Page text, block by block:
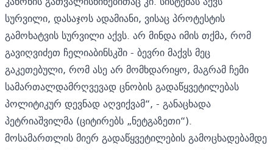
სურვილი, დასაჯოს ადამიანი, ვისაც პროტესტის
გამოხატვის სურვილი აქვს. არ მინდა იმის თქმა, რომ
გავიღვიძეთ ჩელიაბინსკში - ბევრი მაქვს მეც
გაკეთებული, რომ ასე არ მომხდარიყო, მაგრამ ჩემი
სამართალდამრღვევად ცნობის გადაწყვეტილებას
პოლიტიკურ დევნად აღვიქვამ“, - განაცხადა
პეტრიაშვილმა (ციტირებს „ნეტგაზეთი“).
მოსამართლის მიერ გადაწყვეტილების გამოცხადებამდე